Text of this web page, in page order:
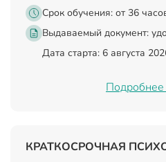
Срок обучения: от 36
Выдаваемый документ:
Дата старта: 6 августа
Подробнее
КРАТКОСРОЧНАЯ